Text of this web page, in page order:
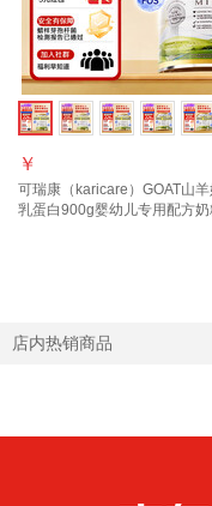
￥
可瑞康（karicare）GOAT山
乳蛋白900g婴幼儿专用配方
店内热销商品